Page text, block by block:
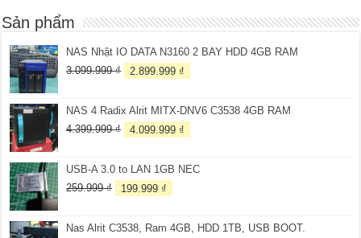
Sản phẩm
NAS Nhật IO DATA N3160 2 BAY HDD 4GB RAM
3.099.999₫
Giá
3.099.999 ₫.
2.899.999 ₫
là:
NAS 4 Radix Alrit MITX-DNV6 C3538 4GB RAM
4.399.999₫
Giá
4.399.999 ₫.
4.099.999 ₫
là:
USB-A 3.0 to LAN 1GB NEC
259.999₫
Giá
259.999 ₫.
199.999 ₫
là:
Nas Alrit C3538, Ram 4GB, HDD 1TB, USB BOOT.